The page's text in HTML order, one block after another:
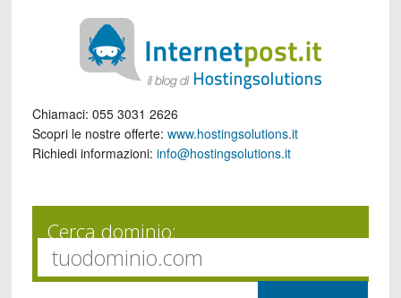
Chiamaci: 055 3031 2626
Scopri le nostre offerte: www.hostingsolutions.it
Richiedi informazioni: info@hostingsolutions.it
Cerca dominio: